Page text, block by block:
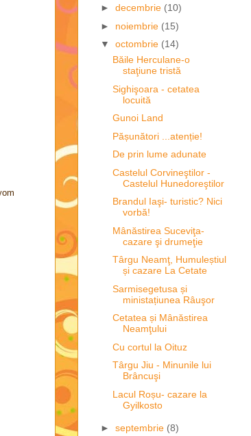
► decembrie (10)
► noiembrie (15)
▼ octombrie (14)
Băile Herculane-o
staţiune tristă
Sighişoara - cetatea
locuită
Gunoi Land
Pășunători ...atenție!
De prin lume adunate
Castelul Corvineştilor -
Castelul Hunedoreştilor
Brandul Iaşi- turistic? Nici
vorbă!
Mânăstirea Suceviţa-
cazare şi drumeţie
Târgu Neamţ, Humuleștiul
și cazare La Cetate
Sarmisegetusa și
ministațiunea Râuşor
Cetatea și Mânăstirea
Neamţului
Cu cortul la Oituz
Târgu Jiu - Minunile lui
Brâncuşi
Lacul Roșu- cazare la
Gyilkosto
► septembrie (8)